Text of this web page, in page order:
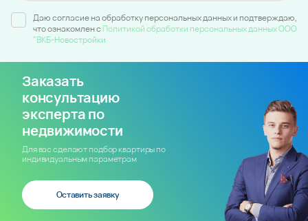
Даю согласие на обработку персональных данных и подтверждаю,
что ознакомлен c Политикой обработки персональных данных ООО
"ВКБ-Новостройки
Заказать
консультацию
эксперта по
недвижимости
Для вас сделают подбор квартиры по
индивидуальным параметрам
Оставить заявку